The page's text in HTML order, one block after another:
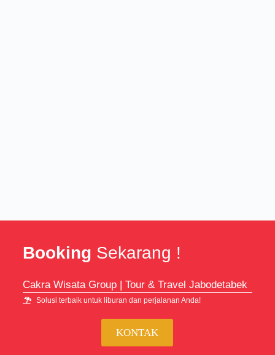
Booking Sekarang !
Cakra Wisata Group | Tour & Travel Jabodetabek
Solusi terbaik untuk liburan dan perjalanan Anda!
KONTAK